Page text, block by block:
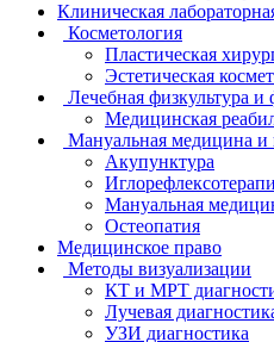
Клиническая
Косметология
Пластическая
Эстетическая
Лечебная физкультура и
Медицинская
Мануальная медицина и
Акупунктура
Мануальная
Остеопатия
Медицинское право
Методы визуализации
КТ и МРТ
Лучевая
УЗИ диагностика